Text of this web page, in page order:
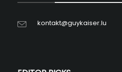
kontakt@guykaiser.lu